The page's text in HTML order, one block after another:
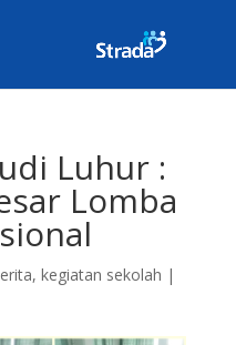
Luhur :
Lomba
, kegiatan sekolah |